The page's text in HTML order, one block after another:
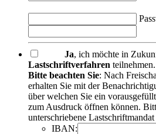
Ja, ich möchte in
Lastschriftverfahren teilnehmen.
Bitte beachten Sie: Nach
erhalten Sie mit der
über welchen Sie ein
zum Ausdruck öffnen können.
unterschriebene
IBAN: